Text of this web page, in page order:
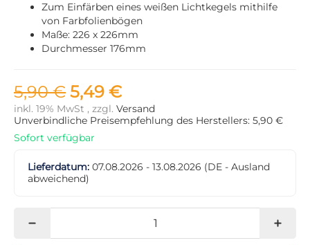
Zum Einfärben eines weißen Lichtkegels mithilfe
von Farbfolienbögen
Maße: 226 x 226mm
Durchmesser 176mm
5,90 € 5,49 €
inkl. 19% MwSt , zzgl. Versand
Unverbindliche Preisempfehlung des Herstellers: 5,90 €
Sofort verfügbar
Lieferdatum: 07.08.2026 - 13.08.2026 (DE - Ausland
abweichend)